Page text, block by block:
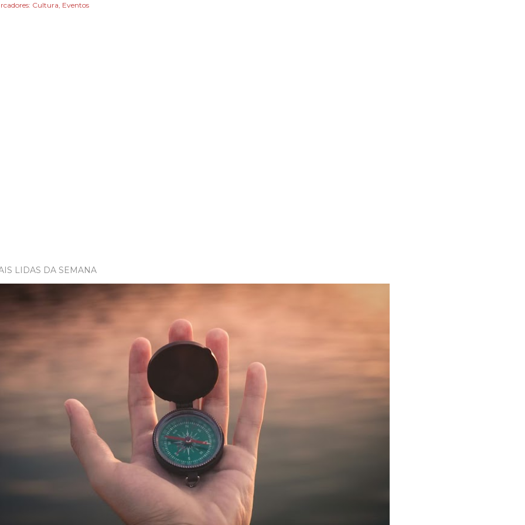
Cultura Eventos
LIDAS DA SEMANA